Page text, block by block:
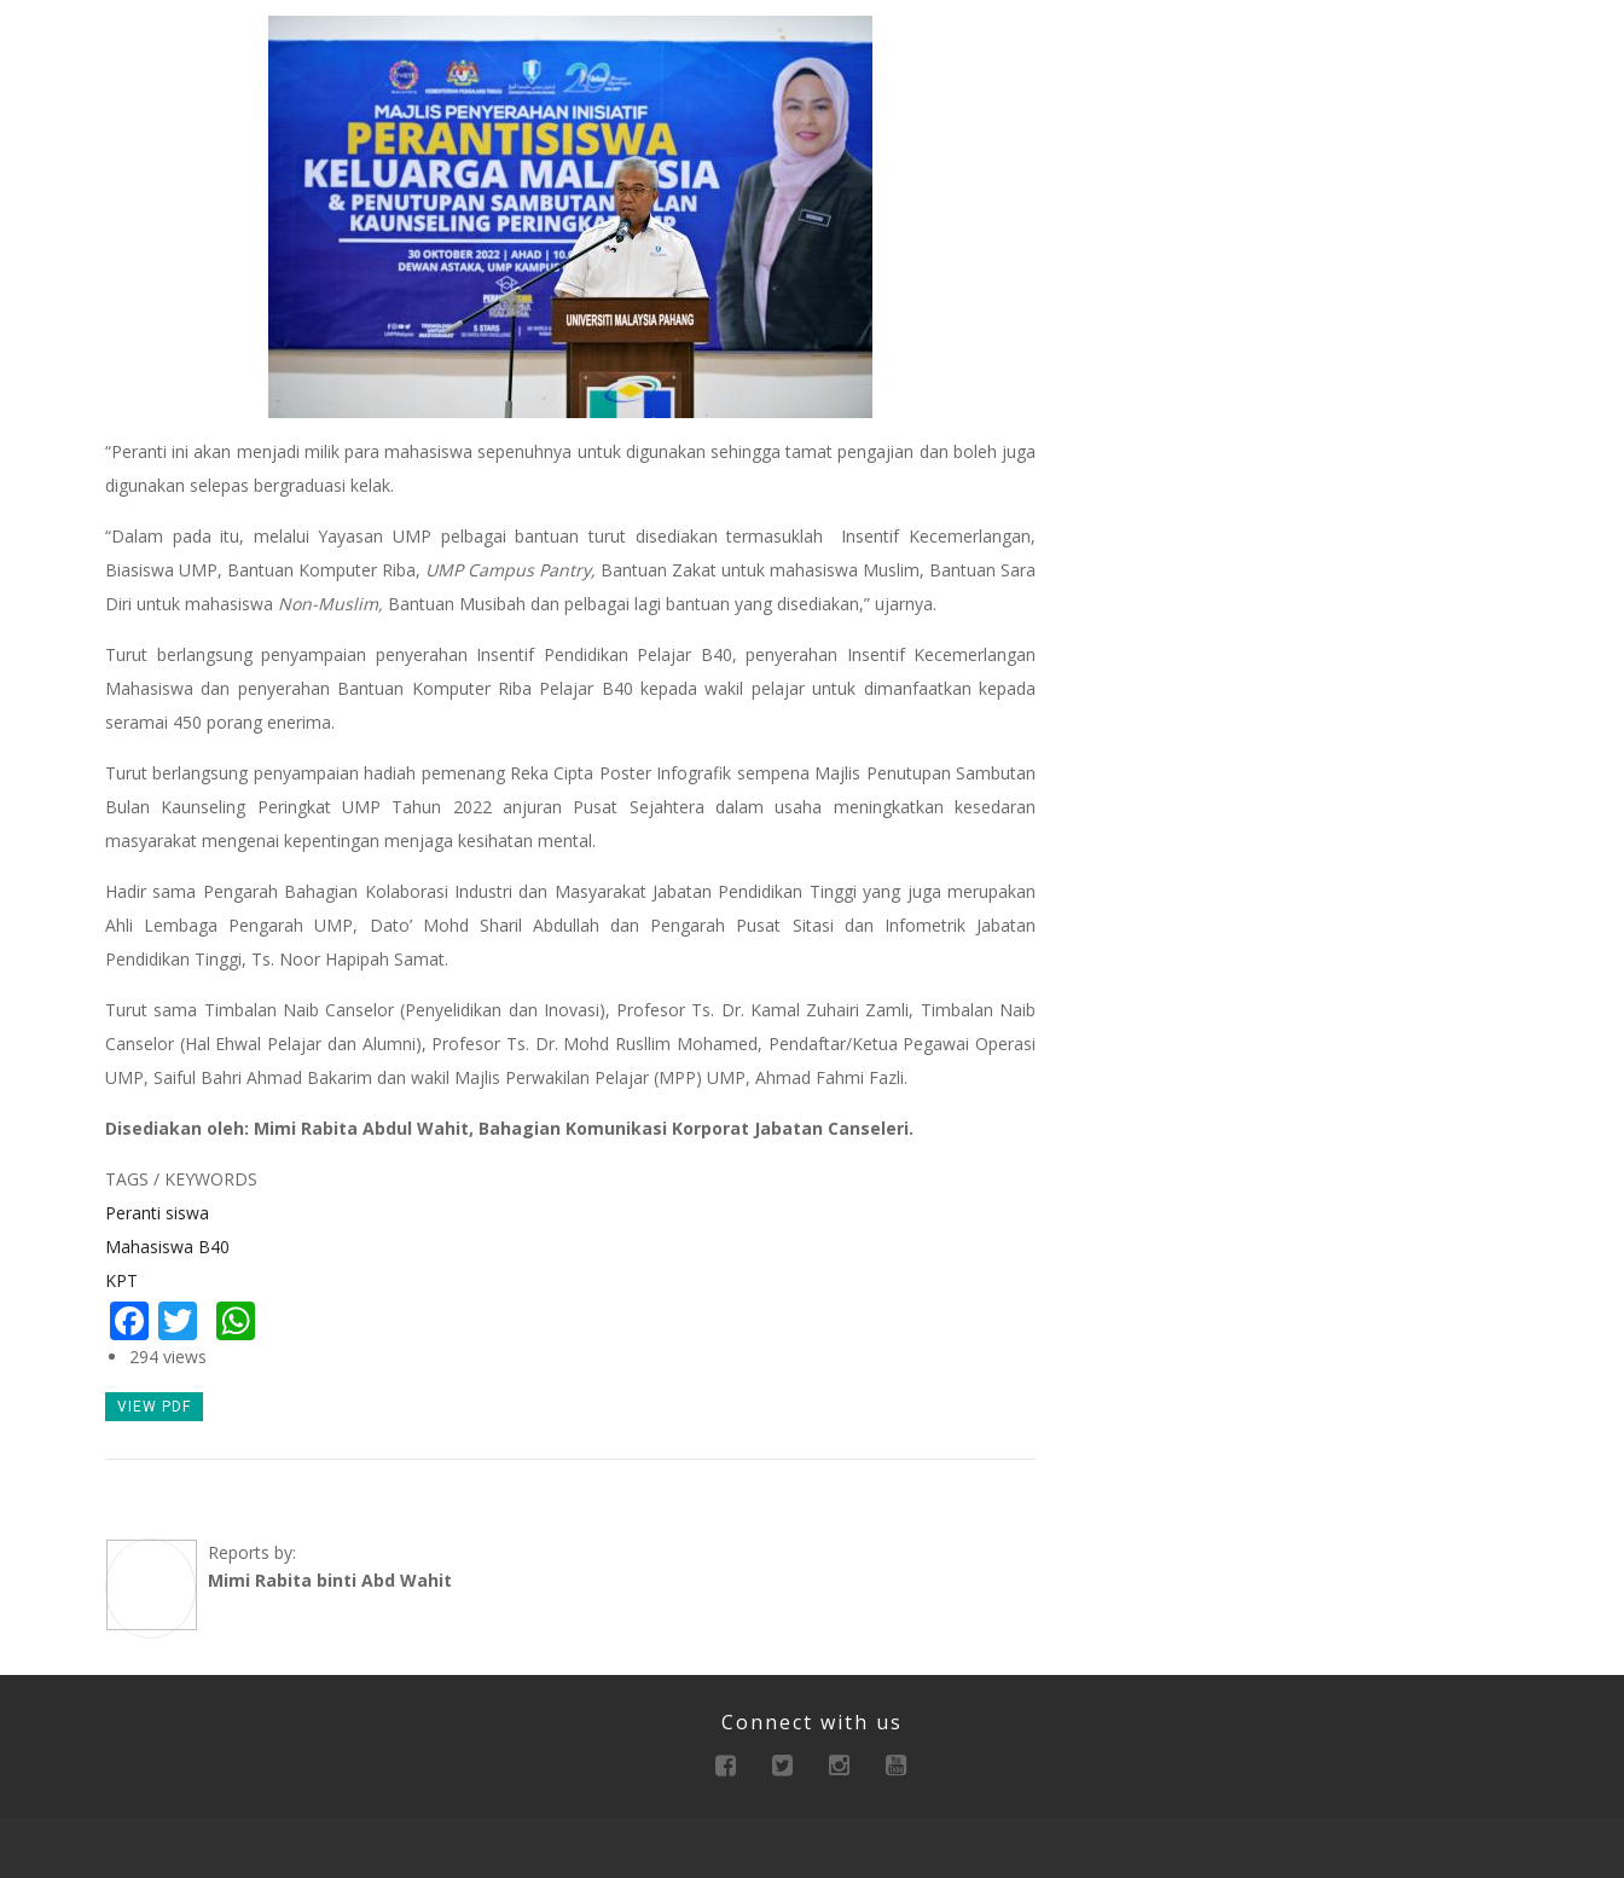
“Peranti ini akan menjadi milik para mahasiswa sepenuhnya untuk digunakan sehingga tamat pengajian dan boleh juga
digunakan selepas bergraduasi kelak.
“Dalam pada itu, melalui Yayasan UMP pelbagai bantuan turut disediakan termasuklah Insentif Kecemerlangan,
Biasiswa UMP, Bantuan Komputer Riba, UMP Campus Pantry, Bantuan Zakat untuk mahasiswa Muslim, Bantuan Sara
Diri untuk mahasiswa Non-Muslim, Bantuan Musibah dan pelbagai lagi bantuan yang disediakan,” ujarnya.
Turut berlangsung penyampaian penyerahan Insentif Pendidikan Pelajar B40, penyerahan Insentif Kecemerlangan
Mahasiswa dan penyerahan Bantuan Komputer Riba Pelajar B40 kepada wakil pelajar untuk dimanfaatkan kepada
seramai 450 porang enerima.
Turut berlangsung penyampaian hadiah pemenang Reka Cipta Poster Infografik sempena Majlis Penutupan Sambutan
Bulan Kaunseling Peringkat UMP Tahun 2022 anjuran Pusat Sejahtera dalam usaha meningkatkan kesedaran
masyarakat mengenai kepentingan menjaga kesihatan mental.
Hadir sama Pengarah Bahagian Kolaborasi Industri dan Masyarakat Jabatan Pendidikan Tinggi yang juga merupakan
Ahli Lembaga Pengarah UMP, Dato’ Mohd Sharil Abdullah dan Pengarah Pusat Sitasi dan Infometrik Jabatan
Pendidikan Tinggi, Ts. Noor Hapipah Samat.
Turut sama Timbalan Naib Canselor (Penyelidikan dan Inovasi), Profesor Ts. Dr. Kamal Zuhairi Zamli, Timbalan Naib
Canselor (Hal Ehwal Pelajar dan Alumni), Profesor Ts. Dr. Mohd Rusllim Mohamed, Pendaftar/Ketua Pegawai Operasi
UMP, Saiful Bahri Ahmad Bakarim dan wakil Majlis Perwakilan Pelajar (MPP) UMP, Ahmad Fahmi Fazli.
Disediakan oleh: Mimi Rabita Abdul Wahit, Bahagian Komunikasi Korporat Jabatan Canseleri.
TAGS / KEYWORDS
Peranti siswa
Mahasiswa B40
KPT
Facebook
Twitter
294 views
VIEW PDF
Reports by:
Mimi Rabita binti Abd Wahit
Connect with us